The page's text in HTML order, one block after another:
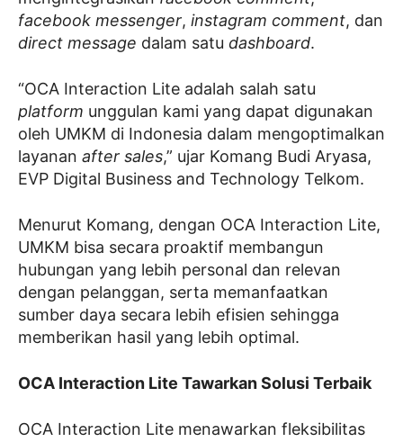
facebook messenger, instagram comment, dan
direct message dalam satu dashboard.
“OCA Interaction Lite adalah salah satu
platform unggulan kami yang dapat digunakan
oleh UMKM di Indonesia dalam mengoptimalkan
layanan after sales,” ujar Komang Budi Aryasa,
EVP Digital Business and Technology Telkom.
Menurut Komang, dengan OCA Interaction Lite,
UMKM bisa secara proaktif membangun
hubungan yang lebih personal dan relevan
dengan pelanggan, serta memanfaatkan
sumber daya secara lebih efisien sehingga
memberikan hasil yang lebih optimal.
OCA Interaction Lite Tawarkan Solusi Terbaik
OCA Interaction Lite menawarkan fleksibilitas